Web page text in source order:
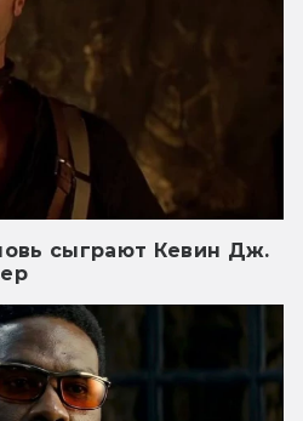
сыграют Кевин Дж.